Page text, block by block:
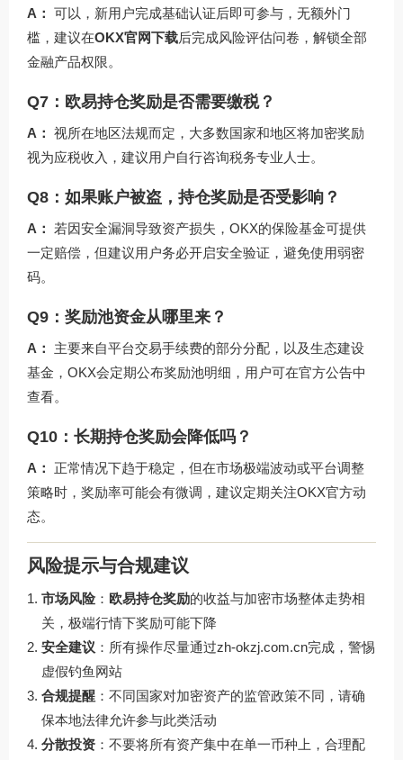
A： 可以，新用户完成基础认证后即可参与，无额外门
槛，建议在OKX官网下载后完成风险评估问卷，解锁全部
金融产品权限。
Q7：欧易持仓奖励是否需要缴税？
A： 视所在地区法规而定，大多数国家和地区将加密奖励
视为应税收入，建议用户自行咨询税务专业人士。
Q8：如果账户被盗，持仓奖励是否受影响？
A：
若因安全漏洞导致资产损失，OKX的保险基金可提供
一定赔偿，但建议用户务必开启安全验证，避免使用弱密
码。
Q9：奖励池资金从哪里来？
A：
主要来自平台交易手续费的部分分配，以及生态建设
基金，OKX会定期公布奖励池明细，用户可在官方公告中
查看。
Q10：长期持仓奖励会降低吗？
A：
正常情况下趋于稳定，但在市场极端波动或平台调整
策略时，奖励率可能会有微调，建议定期关注OKX官方动
态。
风险提示与合规建议
市场风险： 欧易持仓奖励的收益与加密市场整体走势相
关，极端行情下奖励可能下降
安全建议 ：所有操作尽量通过zh-okzj.com.cn完成，警惕
虚假钓鱼网站
合规提醒 ：不同国家对加密资产的监管政策不同，请确
保本地法律允许参与此类活动
分散投资 ：不要将所有资产集中在单一币种上，合理配